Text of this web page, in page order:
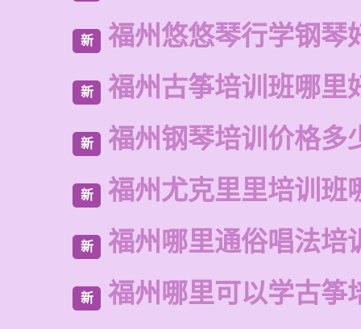
新 福州悠悠琴行学钢琴
新 福州古筝培训班哪里
新 福州钢琴培训价格多
新 福州尤克里里培训班
新 福州哪里通俗唱法培
新 福州哪里可以学古筝